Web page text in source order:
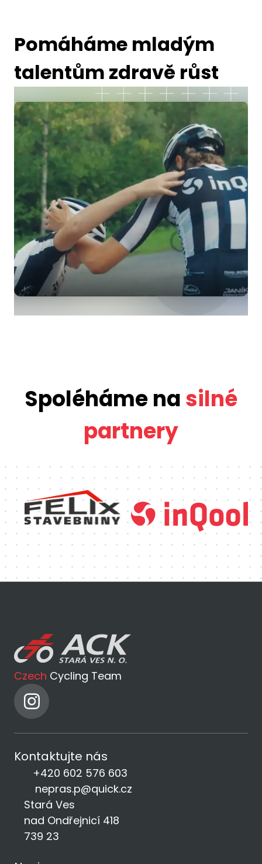
Pomáháme mladým
talentům zdravě růst
Spoléháme nasilné
partnery
Czech Cycling Team
Kontaktujte nás
+420 602 576 603
nepras.p@quick.cz
Stará Ves
nad Ondřejnicí 418
739 23